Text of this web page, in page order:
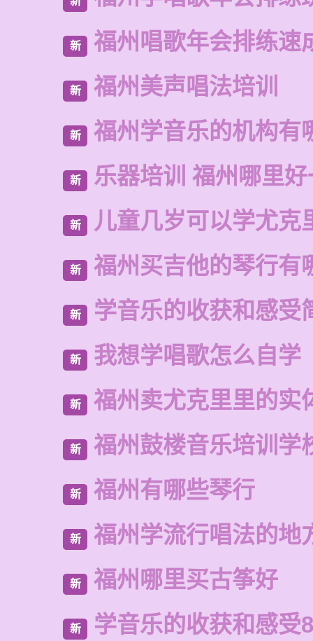
新 福州唱歌年会排练速
新 福州美声唱法培训
新 福州学音乐的机构有
新 乐器培训 福州哪里
新 儿童几岁可以学尤克
新 福州买吉他的琴行有
新 学音乐的收获和感受
新 我想学唱歌怎么自学
新 福州卖尤克里里的实
新 福州鼓楼音乐培训学
新 福州有哪些琴行
新 福州学流行唱法的地
新 福州哪里买古筝好
新 学音乐的收获和感受